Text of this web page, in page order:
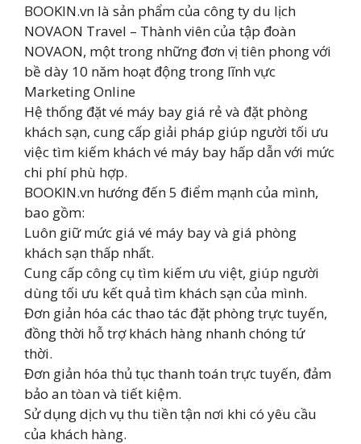
BOOKIN.vn là sản phẩm của công ty du lịch
NOVAON Travel – Thành viên của tập đoàn
NOVAON, một trong những đơn vị tiên phong với
bề dày 10 năm hoạt động trong lĩnh vực
Marketing Online
Hệ thống đặt vé máy bay giá rẻ và đặt phòng
khách sạn, cung cấp giải pháp giúp người tối ưu
việc tìm kiếm khách vé máy bay hấp dẫn với mức
chi phí phù hợp.
BOOKIN.vn hướng đến 5 điểm mạnh của mình,
bao gồm:
Luôn giữ mức giá vé máy bay và giá phòng
khách sạn thấp nhất.
Cung cấp công cụ tìm kiếm ưu việt, giúp người
dùng tối ưu kết quả tìm khách sạn của mình.
Đơn giản hóa các thao tác đặt phòng trực tuyến,
đồng thời hỗ trợ khách hàng nhanh chóng tứ
thời.
Đơn giản hóa thủ tục thanh toán trực tuyến, đảm
bảo an tòan và tiết kiệm.
Sử dụng dịch vụ thu tiền tận nơi khi có yêu cầu
của khách hàng.